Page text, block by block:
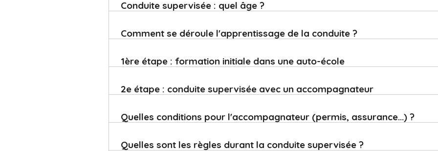
Conduite supervisée : quel âge ?
Comment se déroule l'apprentissage de la conduite ?
1ère étape : formation initiale dans une auto-école
2e étape : conduite supervisée avec un accompagnateur
Quelles conditions pour l'accompagnateur (permis, assurance...) ?
Quelles sont les règles durant la conduite supervisée ?